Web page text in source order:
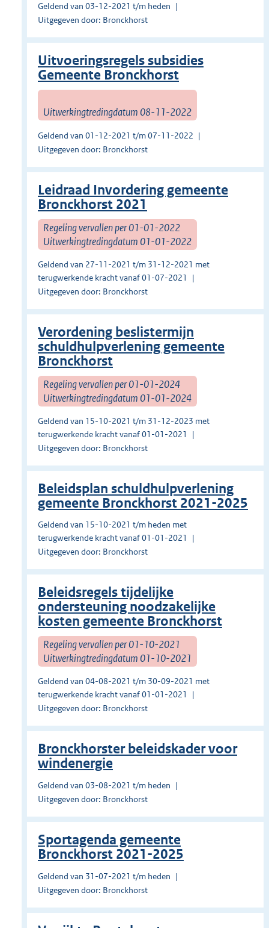
Geldend van 03-12-2021 t/m heden
Uitgegeven door: Bronckhorst
Uitvoeringsregels subsidies
Gemeente Bronckhorst
Uitwerkingtredingdatum 08-11-2022
Geldend van 01-12-2021 t/m 07-11-2022
Uitgegeven door: Bronckhorst
Leidraad Invordering gemeente
Bronckhorst 2021
Regeling vervallen per 01-01-2022
Uitwerkingtredingdatum 01-01-2022
Geldend van 27-11-2021 t/m 31-12-2021 met
terugwerkende kracht vanaf 01-07-2021
Uitgegeven door: Bronckhorst
Verordening beslistermijn
schuldhulpverlening gemeente
Bronckhorst
Regeling vervallen per 01-01-2024
Uitwerkingtredingdatum 01-01-2024
Geldend van 15-10-2021 t/m 31-12-2023 met
terugwerkende kracht vanaf 01-01-2021
Uitgegeven door: Bronckhorst
Beleidsplan schuldhulpverlening
gemeente Bronckhorst 2021-2025
Geldend van 15-10-2021 t/m heden met
terugwerkende kracht vanaf 01-01-2021
Uitgegeven door: Bronckhorst
Beleidsregels tijdelijke
ondersteuning noodzakelijke
kosten gemeente Bronckhorst
Regeling vervallen per 01-10-2021
Uitwerkingtredingdatum 01-10-2021
Geldend van 04-08-2021 t/m 30-09-2021 met
terugwerkende kracht vanaf 01-01-2021
Uitgegeven door: Bronckhorst
Bronckhorster beleidskader voor
windenergie
Geldend van 03-08-2021 t/m heden
Uitgegeven door: Bronckhorst
Sportagenda gemeente
Bronckhorst 2021-2025
Geldend van 31-07-2021 t/m heden
Uitgegeven door: Bronckhorst